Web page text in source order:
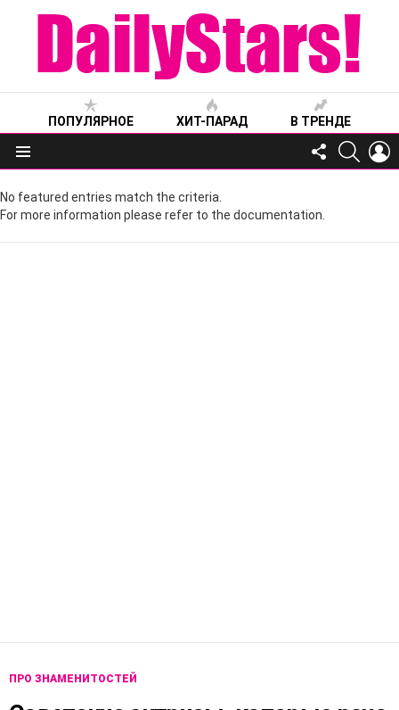
ПОПУЛЯРНОЕ ХИТ-ПАРАД В ТРЕНДЕ
Меню
FOLLOW
US
No featured entries match the criteria.
For more information please refer to the documentation.
ПРО ЗНАМЕНИТОСТЕЙ